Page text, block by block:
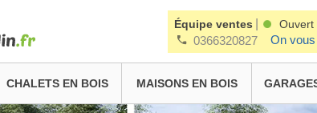
Équipe ventes Ouvert
0366320827 On
CHALETS EN BOIS MAISONS EN BOIS